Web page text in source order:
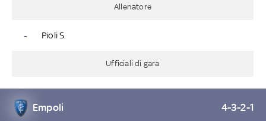
Allenatore
- Pioli S.
Ufficiali di gara
Empoli 4-3-2-1